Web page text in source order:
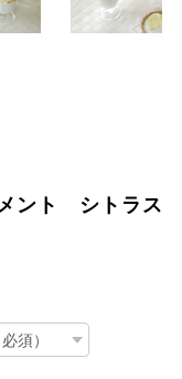
ント シトラス